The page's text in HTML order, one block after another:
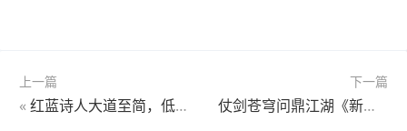
上一篇
«红蓝诗人大道至简，低调大师挥斥方遒！
下一篇
仗剑苍穹问鼎江湖《新笑傲江湖》年度全公平赛事开启！